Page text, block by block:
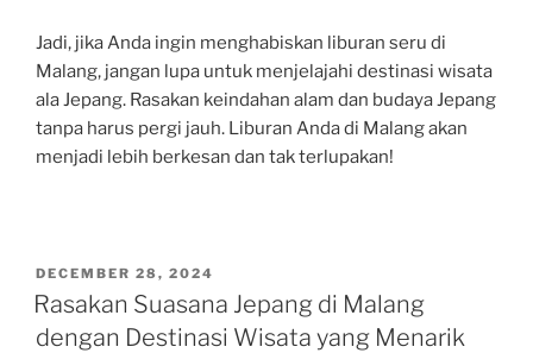
Jadi, jika Anda ingin menghabiskan liburan seru di
Malang, jangan lupa untuk menjelajahi destinasi wisata
ala Jepang. Rasakan keindahan alam dan budaya Jepang
tanpa harus pergi jauh. Liburan Anda di Malang akan
menjadi lebih berkesan dan tak terlupakan!
POSTED
ON
DECEMBER 28, 2024
Rasakan Suasana Jepang di Malang
dengan Destinasi Wisata yang Menarik